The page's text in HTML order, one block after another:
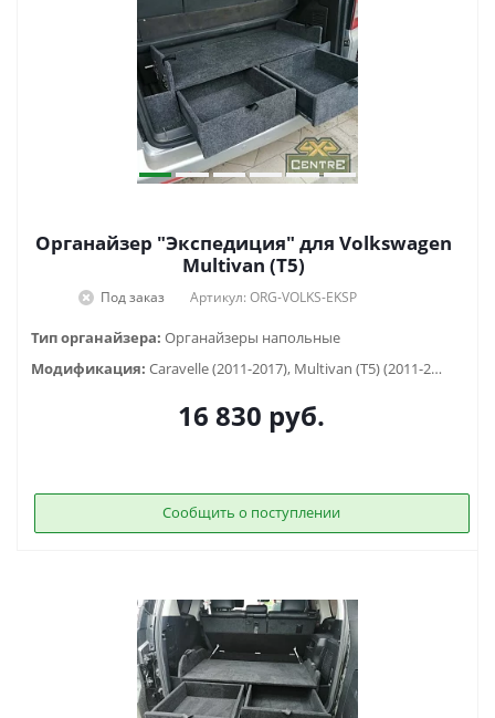
Органайзер "Экспедиция" для Volkswagen
Multivan (T5)
Под заказ Артикул: ORG-VOLKS-EKSP
Тип органайзера: Органайзеры напольные
Модификация:
Caravelle (2011-2017), Multivan (T5) (2011-2017)
16 830 руб.
Сообщить о поступлении